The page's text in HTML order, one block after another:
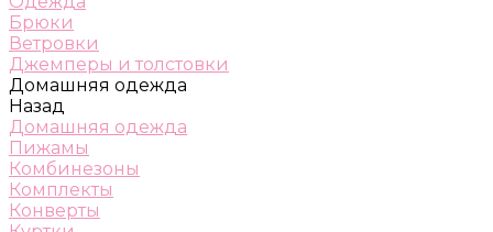
Брюки
Ветровки
Джемперы и толстовки
Домашняя одежда
Назад
Домашняя одежда
Пижамы
Комбинезоны
Комплекты
Конверты